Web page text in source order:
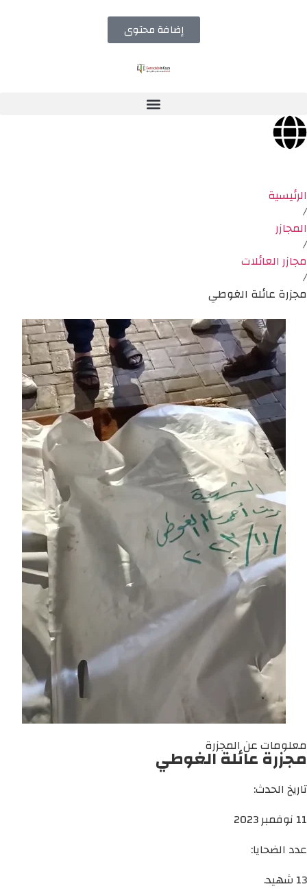
إضافة محتوى
الرئيسية
/
المجازر
/
مجازر العائلات
/
مجزرة عائلة الغوطي
معلومات عن المجزرة
مجزرة عائلة الغوطي
تاريخ الحدث:
11 نوفمبر 2023
عدد الضحايا:
13 شهيد.